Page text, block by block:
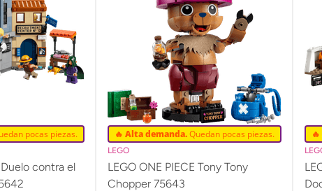
pocas piezas.
Duelo contra el
🔥 Alta demanda.Quedan pocas piezas.
LEGO
LEGO ONE PIECE Tony Tony
Chopper 75643